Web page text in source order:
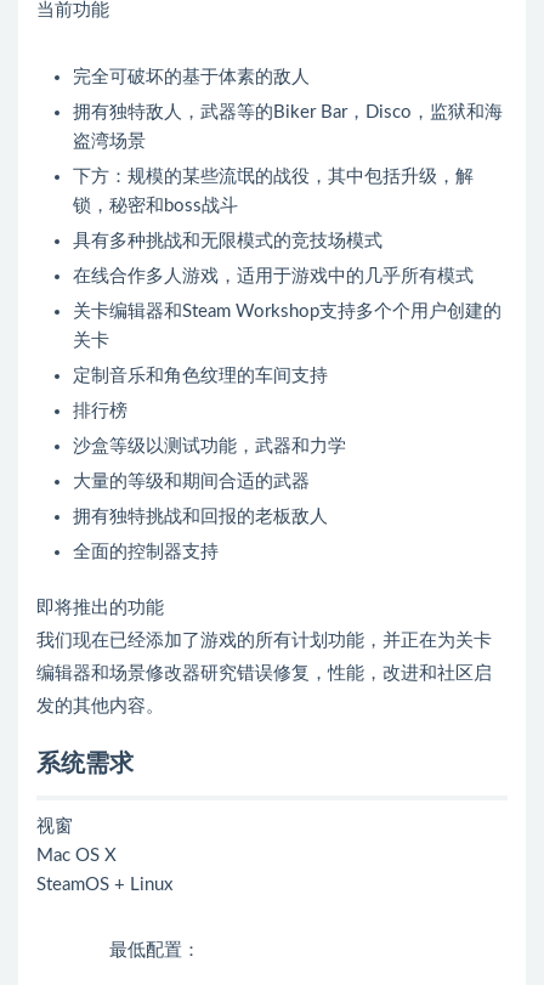
当前功能
完全可破坏的基于体素的敌人
拥有独特敌人，武器等的Biker Bar，Disco，监狱和海
盗湾场景
下方：规模的某些流氓的战役，其中包括升级，解
锁，秘密和boss战斗
具有多种挑战和无限模式的竞技场模式
在线合作多人游戏，适用于游戏中的几乎所有模式
关卡编辑器和Steam Workshop支持多个个用户创建的
关卡
定制音乐和角色纹理的车间支持
排行榜
沙盒等级以测试功能，武器和力学
大量的等级和期间合适的武器
拥有独特挑战和回报的老板敌人
全面的控制器支持
即将推出的功能
我们现在已经添加了游戏的所有计划功能，并正在为关卡
编辑器和场景修改器研究错误修复，性能，改进和社区启
发的其他内容。
系统需求
视窗
Mac OS X
SteamOS + Linux
最低配置：